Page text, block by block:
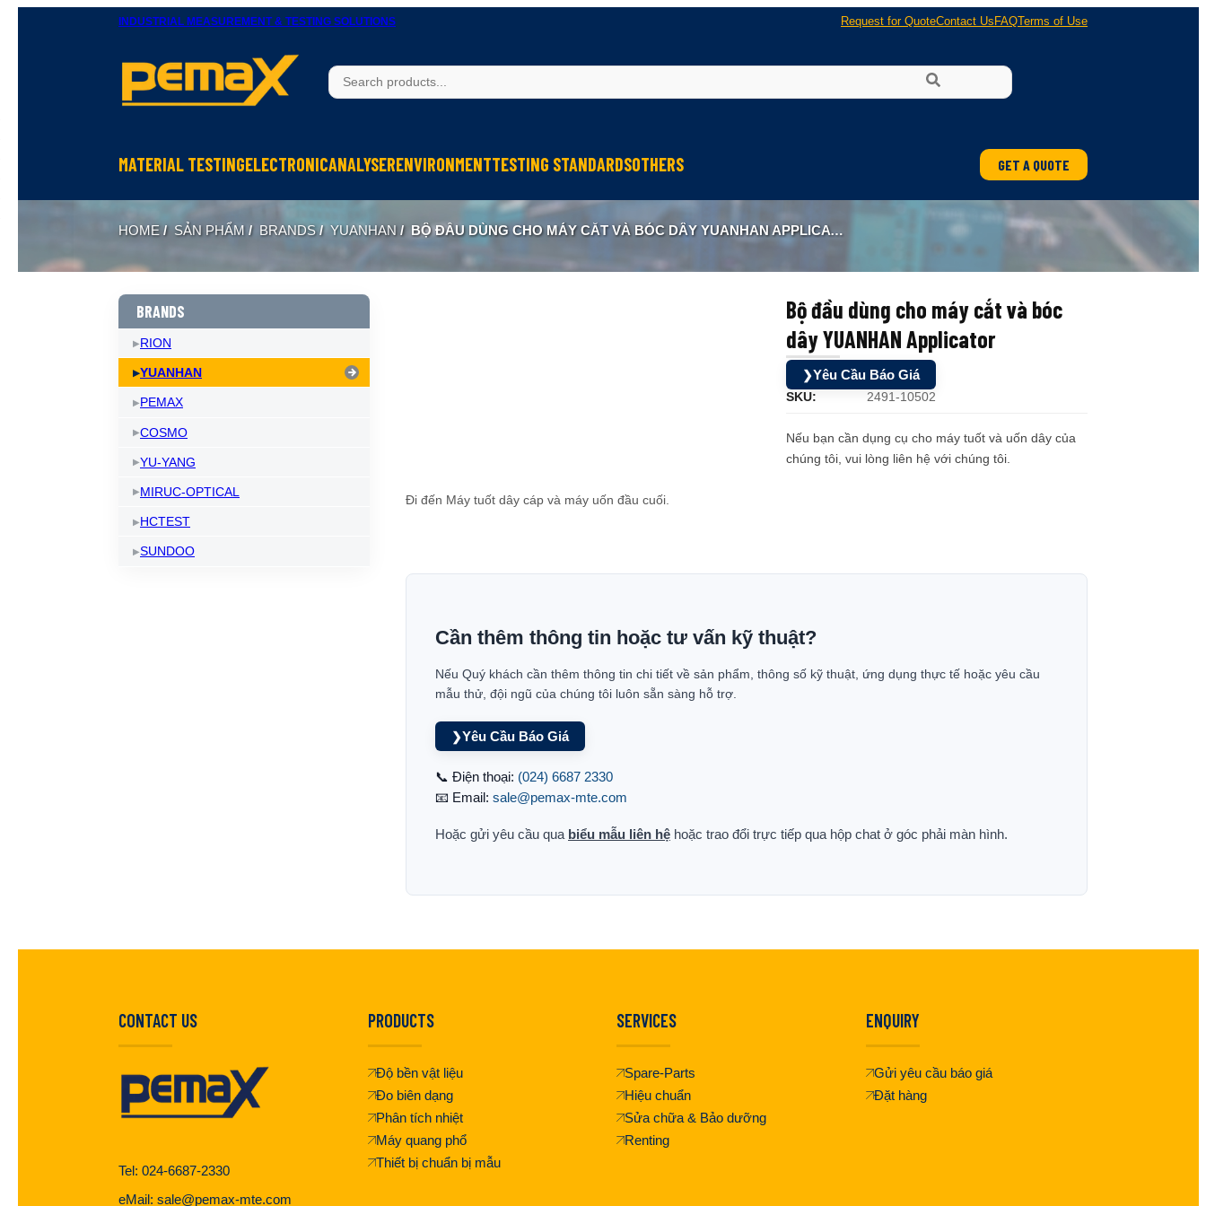
INDUSTRIAL MEASUREMENT & TESTING SOLUTIONS Request for QuoteContact Us FAQTerms of Use
MATERIAL TESTING
Thử độ bền vật liệu
Thử nghiệm rung
Máy đo độ cứng
Thiết bị chuẩn bị mẫu
ELECTRONIC
Meters, Anlyser
Test sản phẩm điện tử
ANALYSER
Thermal Analysis
Spectrometer
ENVIRONMENT
Weather Testing
Climate & Environment Chamber
Sound & Vibration
TESTING STANDARDS
IEC Testing
Fire Resistance Testing
Sound & Vibration
OTHERS
Cable Testing
Geometry Measurement
Optical Instruments
Ultrasonic Measurement
GET A QUOTE
HOME / SẢN PHẨM / BRANDS / YUANHAN / BỘ ĐẦU DÙNG CHO MÁY CẮT VÀ BÓC DÂY YUANHAN APPLICATOR
BRANDS
RION
YUANHAN
PEMAX
COSMO
YU-YANG
MIRUC-OPTICAL
HCTEST
SUNDOO
Bộ đầu dùng cho máy cắt và bóc
dây YUANHAN Applicator
❯Yêu Cầu Báo Giá
SKU: 2491-10502
Nếu bạn cần dụng cụ cho máy tuốt và uốn dây của
chúng tôi, vui lòng liên hệ với chúng tôi.
Đi đến Máy tuốt dây cáp và máy uốn đầu cuối.
Cần thêm thông tin hoặc tư vấn kỹ thuật?
Nếu Quý khách cần thêm thông tin chi tiết về sản phẩm, thông số kỹ thuật, ứng dụng thực tế hoặc yêu cầu
mẫu thử, đội ngũ của chúng tôi luôn sẵn sàng hỗ trợ.
❯Yêu Cầu Báo Giá
📞 Điện thoại: (024) 6687 2330
📧 Email: sale@pemax-mte.com
Hoặc gửi yêu cầu qua biểu mẫu liên hệ hoặc trao đổi trực tiếp qua hộp chat ở góc phải màn hình.
CONTACT US
Tel: 024-6687-2330
eMail: sale@pemax-mte.com
PRODUCTS
Độ bền vật liệu
Đo biên dạng
Phân tích nhiệt
Máy quang phổ
Thiết bị chuẩn bị mẫu
SERVICES
Spare-Parts
Hiệu chuẩn
Sửa chữa & Bảo dưỡng
Renting
ENQUIRY
Gửi yêu cầu báo giá
Đặt hàng